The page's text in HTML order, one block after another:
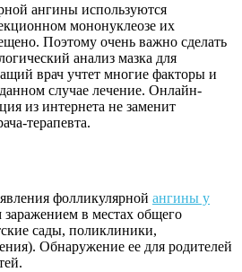
ангины используются
мононуклеозе их
Поэтому очень важно сделать
анализ мазка для
врач учтет многие факторы и
случае лечение. Онлайн-
из интернета не заменит
терапевта.
фолликулярной ангины у
в местах общего
сады, поликлиники,
Обнаружение ее для родителей